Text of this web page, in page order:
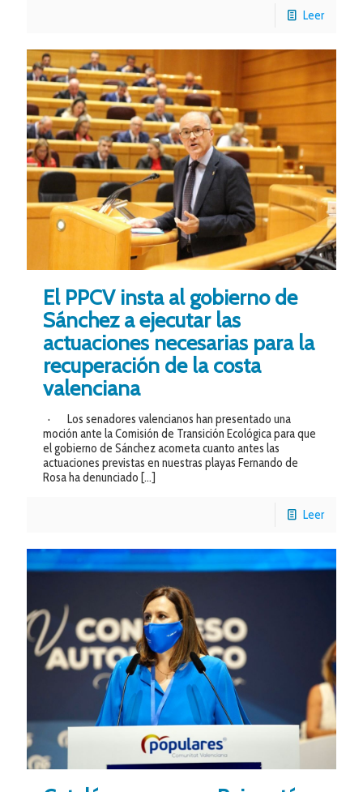
Leer
El PPCV insta al gobierno de
Sánchez a ejecutar las
actuaciones necesarias para la
recuperación de la costa
valenciana
· Los senadores valencianos han presentado una
moción ante la Comisión de Transición Ecológica para que
el gobierno de Sánchez acometa cuanto antes las
actuaciones previstas en nuestras playas Fernando de
Rosa ha denunciado […]
Leer